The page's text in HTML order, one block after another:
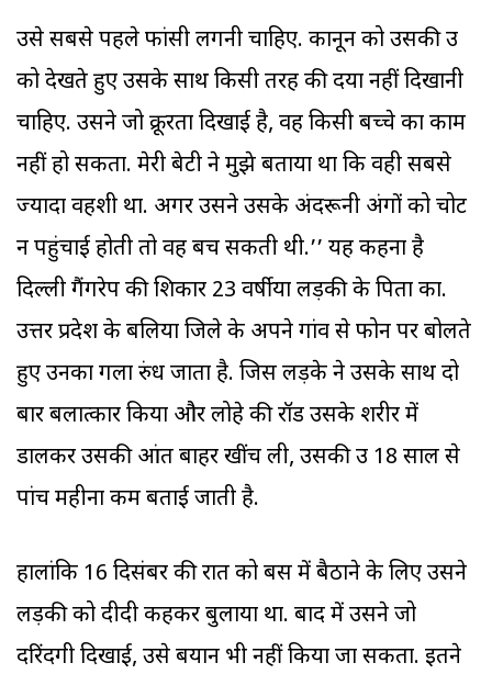
उसे सबसे पहले फांसी लगनी चाहिए. कानून को उसकी उम्र
को देखते हुए उसके साथ किसी तरह की दया नहीं दिखानी
चाहिए. उसने जो क्रूरता दिखाई है, वह किसी बच्चे का काम
नहीं हो सकता. मेरी बेटी ने मुझे बताया था कि वही सबसे
ज्यादा वहशी था. अगर उसने उसके अंदरूनी अंगों को चोट
न पहुंचाई होती तो वह बच सकती थी.’’ यह कहना है
दिल्ली गैंगरेप की शिकार 23 वर्षीया लड़की के पिता का.
उत्तर प्रदेश के बलिया जिले के अपने गांव से फोन पर बोलते
हुए उनका गला रुंध जाता है. जिस लड़के ने उसके साथ दो
बार बलात्कार किया और लोहे की रॉड उसके शरीर में
डालकर उसकी आंत बाहर खींच ली, उसकी उम्र 18 साल से
पांच महीना कम बताई जाती है.
हालांकि 16 दिसंबर की रात को बस में बैठाने के लिए उसने
लड़की को दीदी कहकर बुलाया था. बाद में उसने जो
दरिंदगी दिखाई, उसे बयान भी नहीं किया जा सकता. इतने